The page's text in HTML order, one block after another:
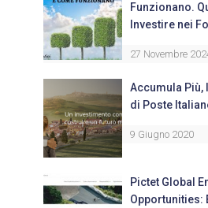
Funzionano.
Investire nei
27 Novembre
Accumula Più,
di Poste
9 Giugno 2020
Pictet Global
Opportunities: